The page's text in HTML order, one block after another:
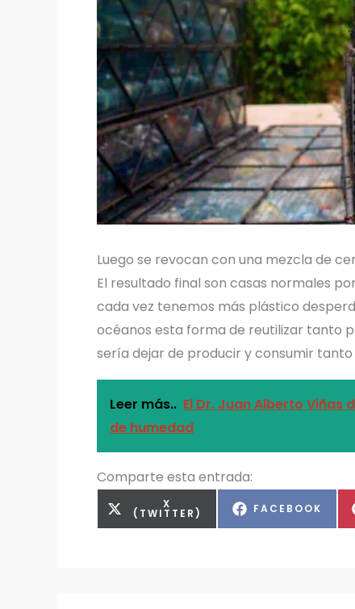
Luego se revocan con una mezcla de
El resultado final son casas normales
cada vez tenemos más plástico
océanos esta forma de reutilizar tanto
sería dejar de producir y consumir
Leer más.. El Dr. Juan Alberto
de humedad
Comparte esta entrada:
COMPARTIR
EN
X
(TWITTER) COMPARTIR
FACEBOOK